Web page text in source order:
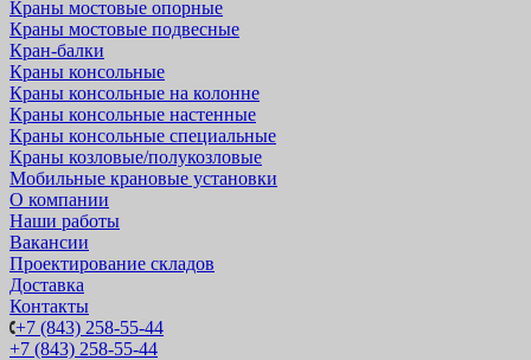
Краны мостовые опорные
Краны мостовые подвесные
Кран-балки
Краны консольные
Краны консольные на колонне
Краны консольные настенные
Краны консольные специальные
Краны козловые/полукозловые
Мобильные крановые установки
О компании
Наши работы
Вакансии
Проектирование складов
Доставка
Контакты
+7 (843) 258-55-44
+7 (843) 258-55-44